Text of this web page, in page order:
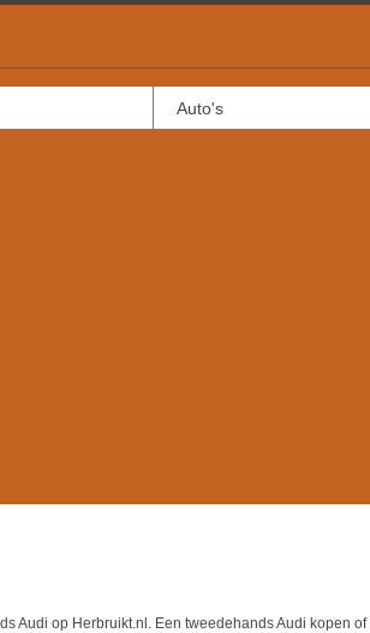
Audi op Herbruikt.nl. Een tweedehands Audi kopen